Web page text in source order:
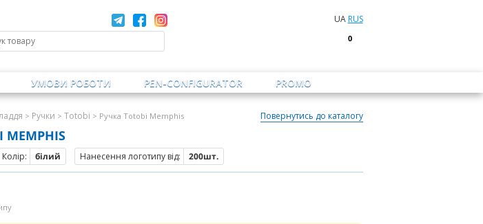
UA RUS
0
УМОВИ РОБОТИ PEN-CONFIGURATOR PROMO
> Ручки > Totobi > Ручка Totobi Memphis Повернутись до каталогу
MEMPHIS
Колір: білий Нанесення логотипу від: 200шт.